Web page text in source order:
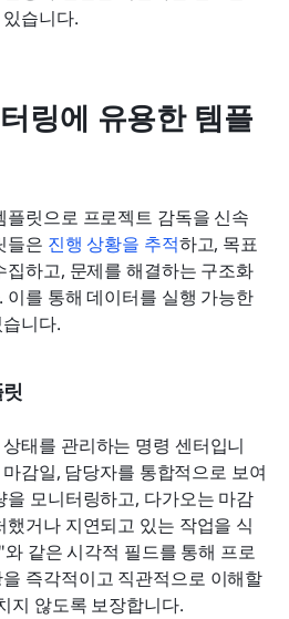
습니다.
링에 유용한 템플
릿으로 프로젝트 감독을 신속
들은 진행 상황을 추적하고, 목표
집하고, 문제를 해결하는 구조화
이를 통해 데이터를 실행 가능한
니다.
태를 관리하는 명령 센터입니
감일, 담당자를 통합적으로 보여
을 모니터링하고, 다가오는 마감
거나 지연되고 있는 작업을 식
같은 시각적 필드를 통해 프로
즉각적이고 직관적으로 이해할
지 않도록 보장합니다.